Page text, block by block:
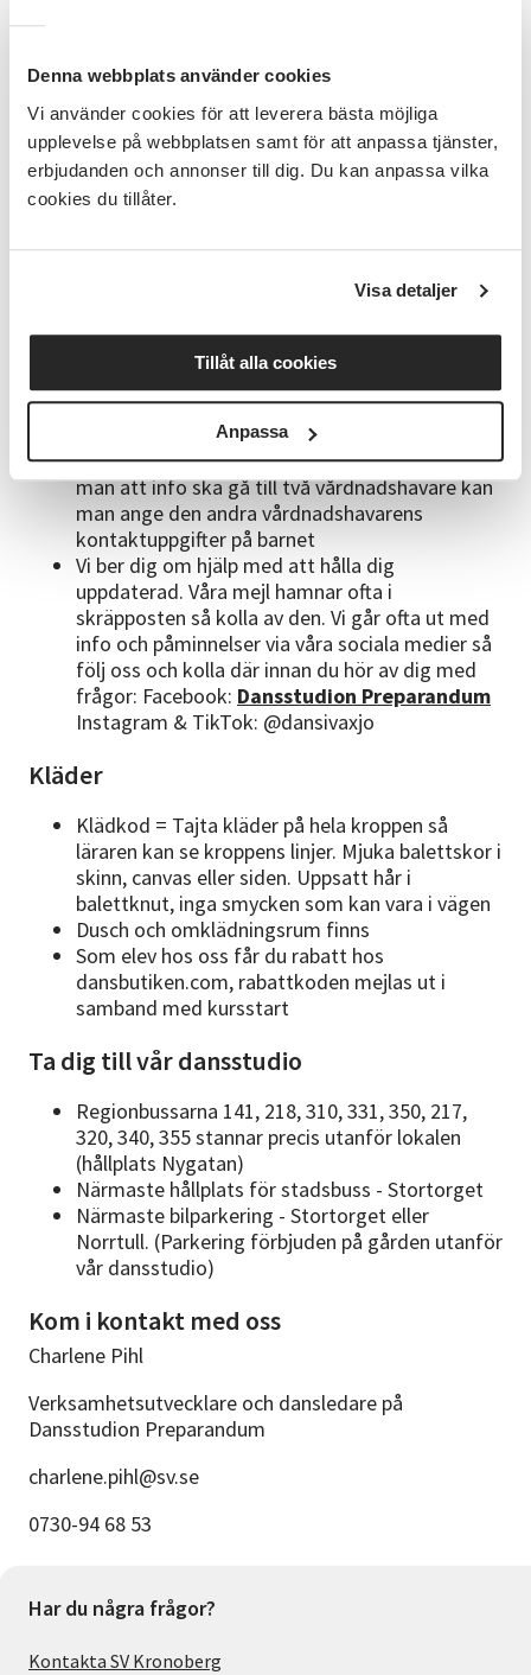
Denna webbplats använder cookies
Vi använder cookies för att leverera bästa möjliga
upplevelse på webbplatsen samt för att anpassa tjänster,
erbjudanden och annonser till dig. Du kan anpassa vilka
cookies du tillåter.
Visa detaljer
Tillåt alla cookies
Anpassa
Marijana. Läs mer om henne
Bra att veta
Anmälan är bindande, men du har rätt att prova
på vid första tillfället.Ev. avbokning måste
ske innan andra kurstillfället för att inte bli
betalningsskyldig
vårterminen!Din anmälan gäller alltså ett helt
Med reservation för att startdatum kan komma
att ändras eller att kursen ej kan starta om för
få deltagare är anmälda. Kursen är startklar vid
på detta själv här på denna anmälningssida)
Ange mobilnummer och mejl vid anmälan så vi
snabbt kan nå dig med viktig information. Vill
man att info ska gå till två vårdnadshavare kan
man ange den andra vårdnadshavarens
kontaktuppgifter på barnet
Vi ber dig om hjälp med att hålla dig
uppdaterad. Våra mejl hamnar ofta i
skräpposten så kolla av den. Vi går ofta ut med
info och påminnelser via våra sociala medier så
följ oss och kolla där innan du hör av dig med
frågor: Facebook: Dansstudion Preparandum
Instagram & TikTok: @dansivaxjo
Kläder
Klädkod = Tajta kläder på hela kroppen så
läraren kan se kroppens linjer. Mjuka balettskor i
skinn, canvas eller siden. Uppsatt hår i
balettknut, inga smycken som kan vara i vägen
Dusch och omklädningsrum finns
Som elev hos oss får du rabatt hos
dansbutiken.com, rabattkoden mejlas ut i
samband med kursstart
Ta dig till vår dansstudio
Regionbussarna 141, 218, 310, 331, 350, 217,
320, 340, 355 stannar precis utanför lokalen
(hållplats Nygatan)
Närmaste hållplats för stadsbuss - Stortorget
Närmaste bilparkering - Stortorget eller
Norrtull. (Parkering förbjuden på gården utanför
vår dansstudio)
Kom i kontakt med oss
Charlene Pihl
Verksamhetsutvecklare och dansledare på
Dansstudion Preparandum
charlene.pihl@sv.se
0730-94 68 53
Har du några frågor?
Kontakta SV Kronoberg